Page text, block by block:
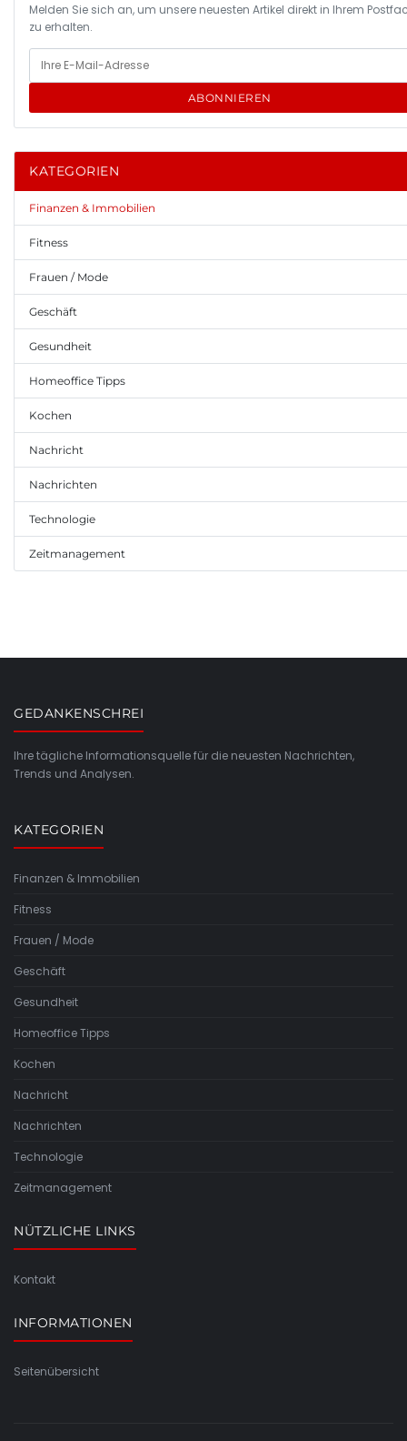
Melden Sie sich an, um unsere neuesten Artikel direkt in Ihrem
zu erhalten.
ABONNIEREN
KATEGORIEN
Finanzen & Immobilien
Fitness
Frauen / Mode
Geschäft
Gesundheit
Homeoffice Tipps
Kochen
Nachricht
Nachrichten
Technologie
Zeitmanagement
GEDANKENSCHREI
Ihre tägliche Informationsquelle für die neuesten Nachrichten,
Trends und Analysen.
KATEGORIEN
Finanzen & Immobilien
Fitness
Frauen / Mode
Geschäft
Gesundheit
Homeoffice Tipps
Kochen
Nachricht
Nachrichten
Technologie
Zeitmanagement
NÜTZLICHE LINKS
Kontakt
INFORMATIONEN
Seitenübersicht